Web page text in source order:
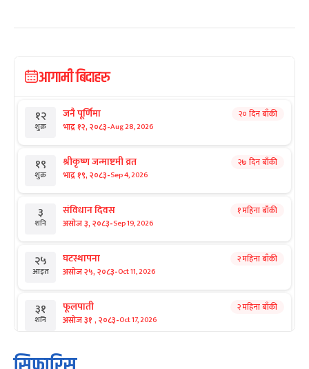
आगामी बिदाहरु
१२
शुक्र
जनै पूर्णिमा
भाद्र १२, २०८३-Aug 28, 2026
२० दिन बाँकी
१९
शुक्र
श्रीकृष्ण जन्माष्टमी व्रत
भाद्र १९, २०८३-Sep 4, 2026
२७ दिन बाँकी
३
शनि
संविधान दिवस
असोज ३, २०८३-Sep 19, 2026
१ महिना बाँकी
२५
आइत
घटस्थापना
असोज २५, २०८३-Oct 11, 2026
२ महिना बाँकी
३१
शनि
फूलपाती
असोज ३१ , २०८३-Oct 17, 2026
२ महिना बाँकी
१ कार्तिक सङ्क्रान्ति